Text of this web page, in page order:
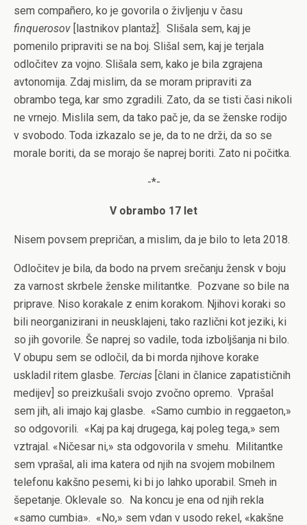
sem compañero, ko je govorila o življenju v času
finquerosov [lastnikov plantaž]. Slišala sem, kaj je
pomenilo pripraviti se na boj. Slišal sem, kaj je terjala
odločitev za vojno. Slišala sem, kako je bila zgrajena
avtonomija. Zdaj mislim, da se moram pripraviti za
obrambo tega, kar smo zgradili. Zato, da se tisti časi nikoli
ne vrnejo. Mislila sem, da tako pač je, da se ženske rodijo
v svobodo. Toda izkazalo se je, da to ne drži, da so se
morale boriti, da se morajo še naprej boriti. Zato ni počitka.
-*-
V obrambo 17 let
Nisem povsem prepričan, a mislim, da je bilo to leta 2018.
Odločitev je bila, da bodo na prvem srečanju žensk v boju
za varnost skrbele ženske militantke. Pozvane so bile na
priprave. Niso korakale z enim korakom. Njihovi koraki so
bili neorganizirani in neusklajeni, tako različni kot jeziki, ki
so jih govorile. Še naprej so vadile, toda izboljšanja ni bilo.
V obupu sem se odločil, da bi morda njihove korake
uskladil ritem glasbe. Tercias [člani in članice zapatističnih
medijev] so preizkušali svojo zvočno opremo. Vprašal
sem jih, ali imajo kaj glasbe. «Samo cumbio in reggaeton,»
so odgovorili. «Kaj pa kaj drugega, kaj poleg tega,» sem
vztrajal. «Ničesar ni,» sta odgovorila v smehu. Militantke
sem vprašal, ali ima katera od njih na svojem mobilnem
telefonu kakšno pesemi, ki bi jo lahko uporabil. Smeh in
šepetanje. Oklevale so. Na koncu je ena od njih rekla
«samo cumbia». «No,» sem vdan v usodo rekel, «kakšne